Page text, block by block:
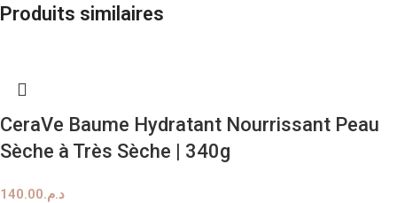
Produits similaires
CeraVe Baume Hydratant Nourrissant Peau
Sèche à Très Sèche | 340g
د.م.140.00